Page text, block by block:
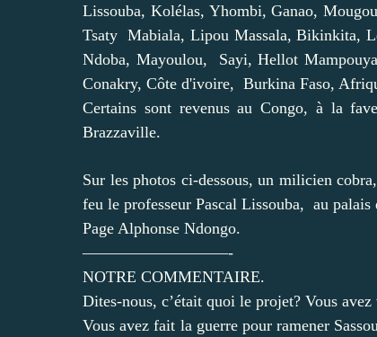
Lissouba, Kolélas, Yhombi, Ganao,
Tsaty Mabiala, Lipou Massala, Bikinkita,
Ndoba, Mayoulou, Sayi, Hellot
Conakry, Côte d'ivoire, Burkina Faso,
Certains sont revenus au Congo, à la
Brazzaville.
Sur les photos ci-dessous, un milicien
feu le professeur Pascal Lissouba, au
Page Alphonse Ndongo.
—————————-
NOTRE COMMENTAIRE.
Dites-nous, c’était quoi le projet? Vous
Vous avez fait la guerre pour ramener